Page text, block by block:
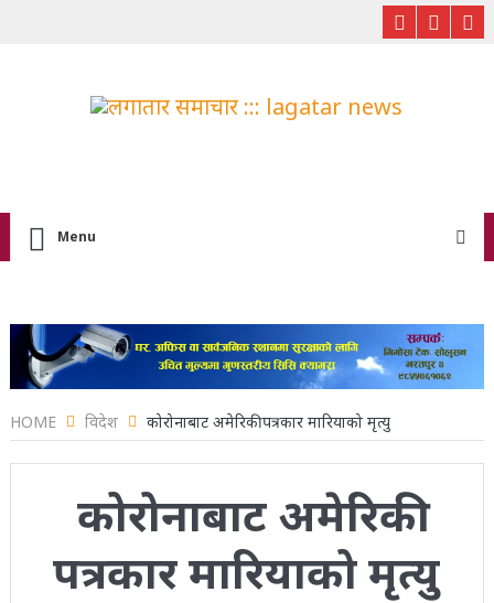
Menu
HOME विदेश कोरोनाबाट अमेरिकी पत्रकार मारियाको मृत्यु
कोरोनाबाट अमेरिकी
पत्रकार मारियाको मृत्यु